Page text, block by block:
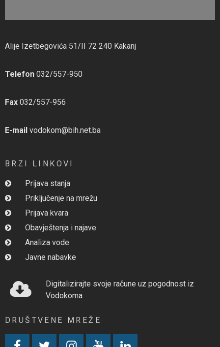
Alije Izetbegovića 51/II 72 240 Kakanj
Telefon 032/557-950
Fax 032/557-956
E-mail vodokom@bih.net.ba
BRZI LINKOVI
Prijava stanja
Priključenje na mrežu
Prijava kvara
Obavještenja i najave
Analiza vode
Javne nabavke
Digitalizirajte svoje račune uz pogodnost iz
Vodokoma
DRUŠTVENE MREŽE